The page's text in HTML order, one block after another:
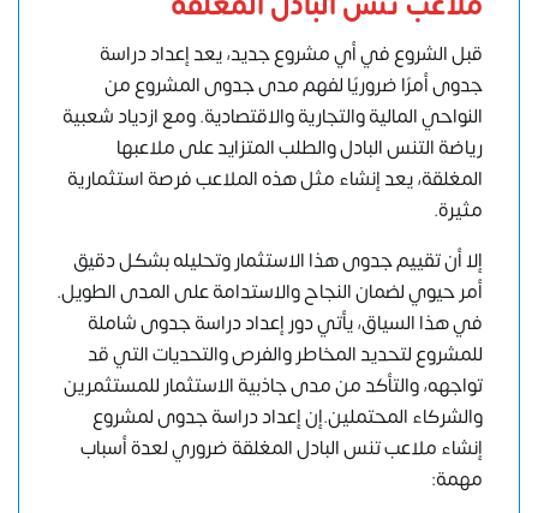
قبل الشروع في أي مشروع جديد، يعد إعداد دراسة
جدوى أمرًا ضروريًا لفهم مدى جدوى المشروع من
النواحي المالية والتجارية والاقتصادية. ومع ازدياد شعبية
رياضة التنس البادل والطلب المتزايد على ملاعبها
المغلقة، يعد إنشاء مثل هذه الملاعب فرصة استثمارية
مثيرة.
إلا أن تقييم جدوى هذا الاستثمار وتحليله بشكل دقيق
أمر حيوي لضمان النجاح والاستدامة على المدى الطويل.
في هذا السياق، يأتي دور إعداد دراسة جدوى شاملة
للمشروع لتحديد المخاطر والفرص والتحديات التي قد
تواجهه، والتأكد من مدى جاذبية الاستثمار للمستثمرين
والشركاء المحتملين.إن إعداد دراسة جدوى لمشروع
إنشاء ملاعب تنس البادل المغلقة ضروري لعدة أسباب
مهمة: